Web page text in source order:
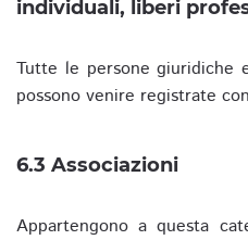
individuali, liberi
Tutte le persone giuridiche
possono venire registrate
6.3 Associazioni
Appartengono a questa